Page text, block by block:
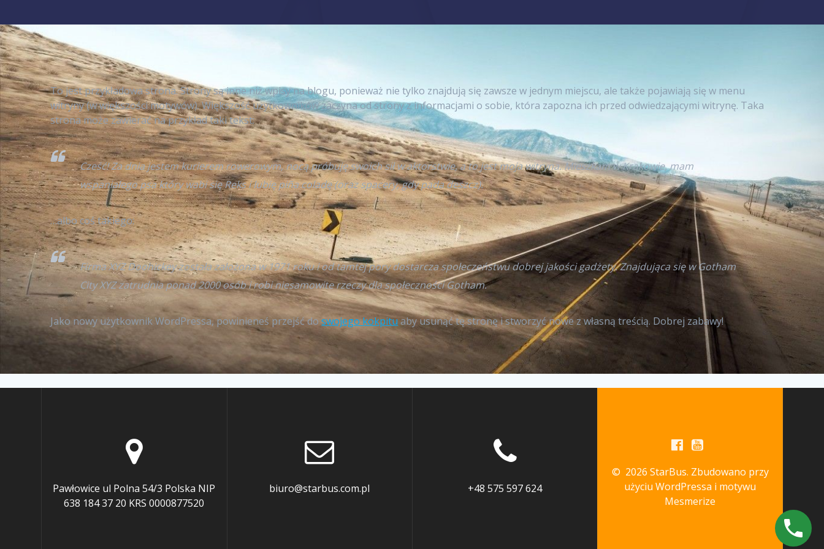
To jest przykładowa strona. Strony są inne niż wpisy na blogu, ponieważ nie tylko znajdują się zawsze w jednym miejscu, ale także pojawiają się w menu
witryny (w większości motywów). Większość użytkowników zaczyna od strony z informacjami o sobie, która zapozna ich przed odwiedzającymi witrynę. Taka
strona może zawierać na przykład taki tekst:
Cześć! Za dnia jestem kurierem rowerowym, nocą próbuję swoich sił w aktorstwie, a to jest moja witryna. Mieszkam w Krakowie, mam
wspaniałego psa który wabi się Reks i lubię piña coladę (oraz spacery, gdy pada deszcz).
…albo coś takiego:
Firma XYZ Doohickey została założona w 1971 roku i od tamtej pory dostarcza społeczeństwu dobrej jakości gadżety. Znajdująca się w Gotham
City XYZ zatrudnia ponad 2000 osób i robi niesamowite rzeczy dla społeczności Gotham.
Jako nowy użytkownik WordPressa, powinieneś przejść doswojego kokpitu aby usunąć tę stronę i stworzyć nowe z własną treścią. Dobrej zabawy!
Pawłowice ul Polna 54/3 Polska NIP
638 184 37 20 KRS 0000877520
biuro@starbus.com.pl +48 575 597 624
© 2026 StarBus. Zbudowano przy
użyciu WordPressa i motywu
Mesmerize